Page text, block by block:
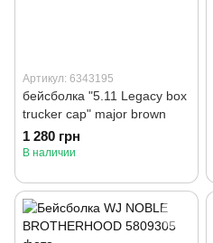
Артикул: 6343195
бейсболка "5.11 Legacy box
trucker cap" major brown
1 280 грн
В наличии